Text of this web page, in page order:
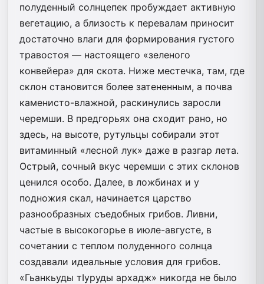
полуденный солнцепек пробуждает активную
вегетацию, а близость к перевалам приносит
достаточно влаги для формирования густого
травостоя — настоящего «зеленого
конвейера» для скота. Ниже местечка, там, где
склон становится более затененным, а почва
каменисто-влажной, раскинулись заросли
черемши. В предгорьях она сходит рано, но
здесь, на высоте, рутульцы собирали этот
витаминный «лесной лук» даже в разгар лета.
Острый, сочный вкус черемши с этих склонов
ценился особо. Далее, в ложбинах и у
подножия скал, начинается царство
разнообразных съедобных грибов. Ливни,
частые в высокогорье в июле-августе, в
сочетании с теплом полуденного солнца
создавали идеальные условия для грибов.
«Гьанкьуды тIуруды архадж» никогда не было